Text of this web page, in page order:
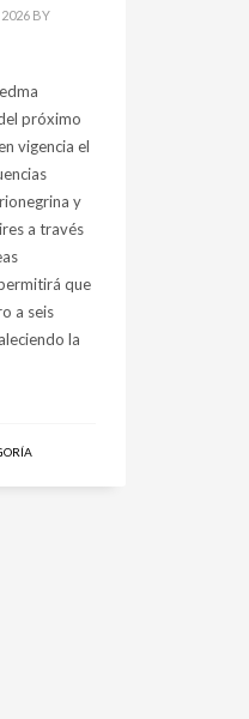
BY
próximo
vigencia el
y
a través
que
a seis
la